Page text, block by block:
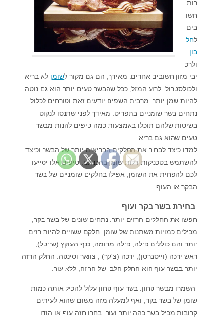
רות
חשו
בים
לחל
בון
ולרכ
יבי מזון חשובים אחרים. מאידך, הם גם מקור לשומן לא בריא
ולכולסטרול. לרוע המזל, ככל שהבשר טעים יותר הוא גם נוטה
להיות שמן יותר. מרבית השפים יודעים זאת וטורחים לכלול
נתחים בשר שומניים בתפריט. מאידך לפני שתנסו לנקוט
בשיטות שלהם תוכלו באמצעות כמה טיפים להנות מבשר
טעים שהוא גם בריא.
למדו כיצד לבחור את החלקים הבריאים יותר של הבשר וכיצד
להשתמש בטכניקות דלות שומן בהכנתם. טיפים אלו יסייעו
לכם להפחית את השומן, אפילו בחלקים שומניים של בשר
הבקר או העוף.
בחירת בשר בקר ועוף
חפשו את החלקים הרזים יותר. נתחים שונים של בשר בקר,
מכילים כמויות משתנות של שומן. חלקם עשויים להיות רזים
יותר והם כוללים פילה, פילה מדומה, כנף העוקץ (שייטל),
ראש ירכה (וייסברטן), ירכה (צ'עך) , צוואר וסינטה. החלק הרזה
יותר בבשר עוף הוא החלק הלבן של החזה, ללא עור.
השמרו מבשר טחון. בשר עוף טחון עלול להכיל אותה כמות
שומן של בשר בקר, ואף למעלה מזה משום שהוא לעיתים
קרובות מכיל בשר כהה יותר ועור. בחרו חזה עוף או הודו